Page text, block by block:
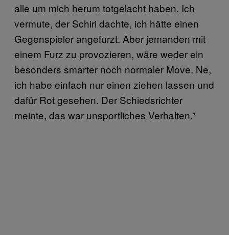
alle um mich herum totgelacht haben. Ich
vermute, der Schiri dachte, ich hätte einen
Gegenspieler angefurzt. Aber jemanden mit
einem Furz zu provozieren, wäre weder ein
besonders smarter noch normaler Move. Ne,
ich habe einfach nur einen ziehen lassen und
dafür Rot gesehen. Der Schiedsrichter
meinte, das war unsportliches Verhalten.”